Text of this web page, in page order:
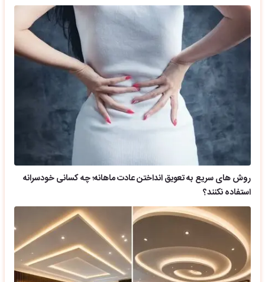
روش های سریع به تعویق انداختن عادت ماهانه؛ چه کسانی خودسرانه
استفاده نکنند؟